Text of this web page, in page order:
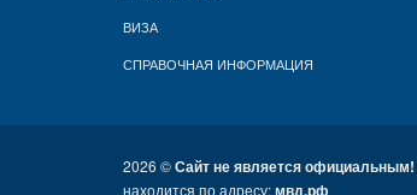
ВИЗА
СПРАВОЧНАЯ ИНФОРМАЦИЯ
2026 ©Сайт не является официальным!
находится по адресу:мвд.рф